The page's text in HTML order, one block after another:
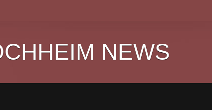
NEWS